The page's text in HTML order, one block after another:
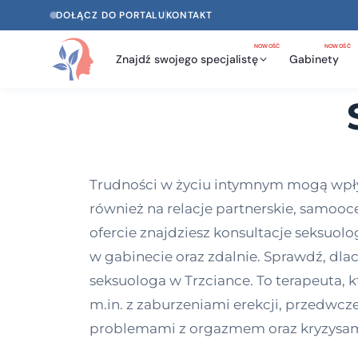
DOŁĄCZ DO PORTALUKONTAKT
Znajdź swojego specjalistę
NOWOŚĆ
Gabinety
NOWOŚĆ
Trudności w życiu intymnym mogą
również na relacje partnerskie,
ofercie znajdziesz konsultacje
w gabinecie oraz zdalnie. Sprawdź,
seksuologa w Trzciance. To
m.in. z zaburzeniami erekcji,
problemami z orgazmem oraz